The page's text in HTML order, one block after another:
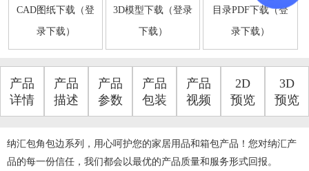
CAD图纸下载（登
录下载）
3D模型下载（登录
下载）
目录PDF下载（登
录下载）
产品
详情
产品
描述
产品
参数
产品
包装
产品
视频
2D
预览
3D
预览
纳汇包角包边系列，用心呵护您的家居用品和箱包产品！您对纳汇产
品的每一份信任，我们都会以最优的产品质量和服务形式回报。